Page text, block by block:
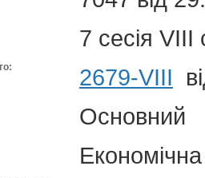
7 сесія VIII
2679-VIII
Основний